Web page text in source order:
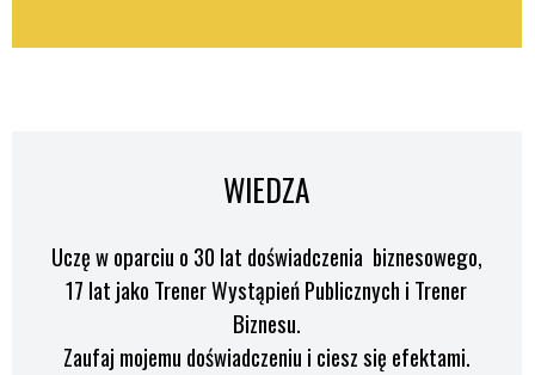
WIEDZA
Uczę w oparciu o 30 lat doświadczenia biznesowego,
17 lat jako Trener Wystąpień Publicznych i Trener
Biznesu.
Zaufaj mojemu doświadczeniu i ciesz się efektami.